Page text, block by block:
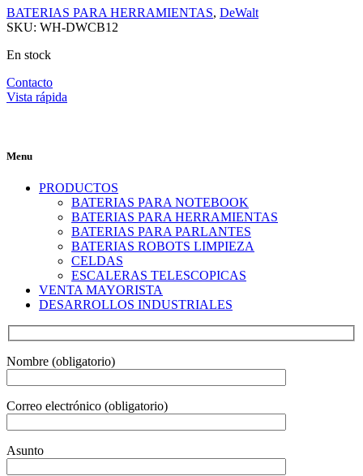
BATERIAS PARA HERRAMIENTAS, DeWalt
SKU: WH-DWCB12
En stock
Contacto
Vista rápida
Menu
PRODUCTOS
BATERIAS PARA NOTEBOOK
BATERIAS PARA HERRAMIENTAS
BATERIAS PARA PARLANTES
BATERIAS ROBOTS LIMPIEZA
CELDAS
ESCALERAS TELESCOPICAS
VENTA MAYORISTA
DESARROLLOS INDUSTRIALES
Nombre (obligatorio)
Correo electrónico (obligatorio)
Asunto